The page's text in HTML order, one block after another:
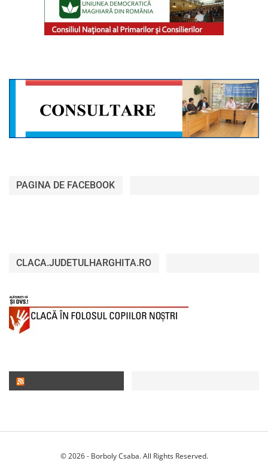
PAGINA DE FACEBOOK
CLACA.JUDETULHARGHITA.RO
© 2026 - Borboly Csaba. All Rights Reserved.